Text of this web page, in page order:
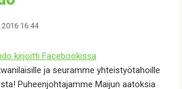
16:44
kirjoitti Facebookissa
ja seuramme yhteistyötahoille
Puheenjohtajamme Maijun aatoksia